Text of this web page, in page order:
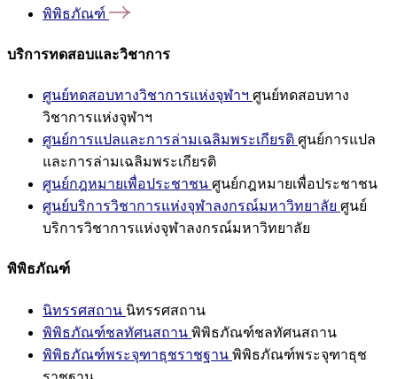
พิพิธภัณฑ์
บริการทดสอบและวิชาการ
ศูนย์ทดสอบทางวิชาการแห่งจุฬาฯ ศูนย์ทดสอบทาง
วิชาการแห่งจุฬาฯ
ศูนย์การแปลและการล่ามเฉลิมพระเกียรติ ศูนย์การแปล
และการล่ามเฉลิมพระเกียรติ
ศูนย์กฎหมายเพื่อประชาชน ศูนย์กฎหมายเพื่อประชาชน
ศูนย์บริการวิชาการแห่งจุฬาลงกรณ์มหาวิทยาลัย ศูนย์
บริการวิชาการแห่งจุฬาลงกรณ์มหาวิทยาลัย
พิพิธภัณฑ์
นิทรรศสถาน นิทรรศสถาน
พิพิธภัณฑ์ชลทัศนสถาน พิพิธภัณฑ์ชลทัศนสถาน
พิพิธภัณฑ์พระจุฑาธุชราชฐาน พิพิธภัณฑ์พระจุฑาธุช